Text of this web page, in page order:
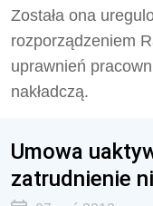
Została ona
rozporządzeniem
uprawnień
nakładczą.
Umowa
zatrudnienie